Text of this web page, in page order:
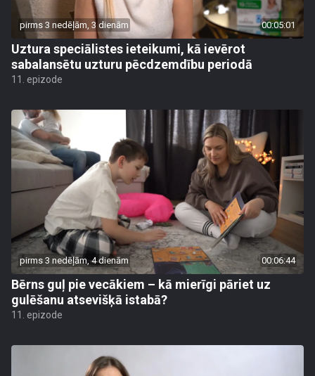
pirms 3 nedēļām, 3 dienām 00:05:01
Uztura speciālistes ieteikumi, kā ievērot
sabalansētu uzturu pēcdzemdību periodā
11. epizode
pirms 3 nedēļām, 4 dienām 00:06:44
Bērns guļ pie vecākiem – kā mierīgi pāriet uz
gulēšanu atsevišķā istabā?
11. epizode